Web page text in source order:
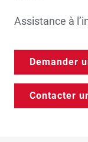
Assistance à
Demander
Contacter